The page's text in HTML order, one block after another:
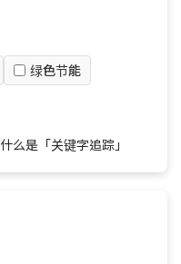
绿色节能
什么是「关键字追踪」